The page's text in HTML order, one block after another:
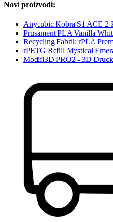
Novi proizvodi:
Anycubic Kobra S1 ACE 2
Prusament PLA Vanilla
Recycling Fabrik rPLA
rPETG Refill Mystical
Modifi3D PRO2 - 3D